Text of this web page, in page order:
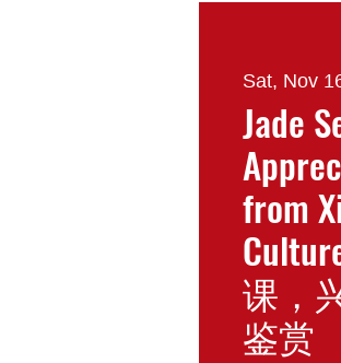
Sat, Nov
Jade
from
课，
鉴赏